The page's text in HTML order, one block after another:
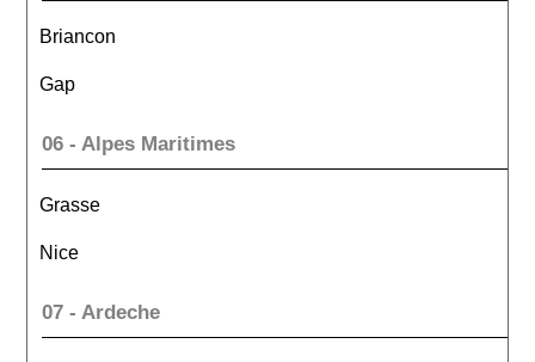
Briancon
Gap
06 - Alpes Maritimes
Grasse
Nice
07 - Ardeche